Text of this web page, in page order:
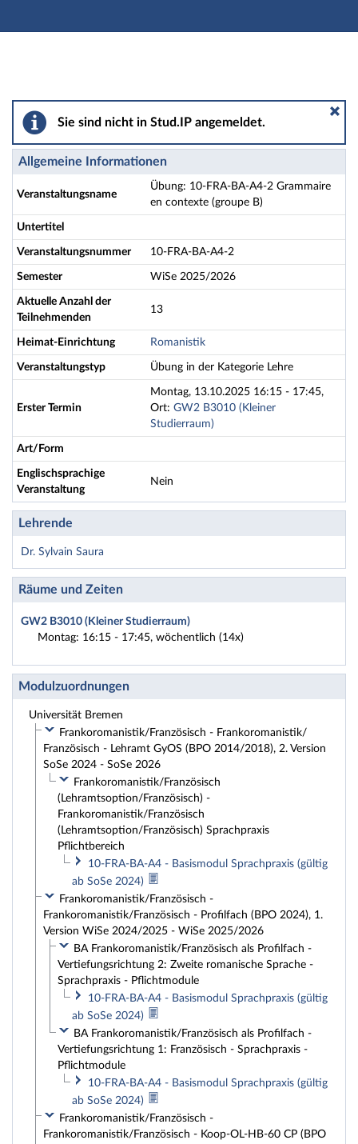
Hauptnavigation
Übung: 10-FRA-BA-A4-2 Grammaire en contexte
Sie sind nicht in Stud.IP angemeldet.
Allgemeine Informationen
Veranstaltungsname
Übung: 10-FRA-BA-A4-2 Grammaire
en contexte (groupe B)
Untertitel
Veranstaltungsnummer 10-FRA-BA-A4-2
Semester WiSe 2025/2026
Aktuelle Anzahl der
Teilnehmenden
13
Heimat-Einrichtung Romanistik
Veranstaltungstyp Übung in der Kategorie Lehre
Erster Termin
Montag, 13.10.2025 16:15 - 17:45,
Ort: GW2 B3010 (Kleiner
Studierraum)
Art/Form
Englischsprachige
Veranstaltung
Nein
Lehrende
Dr. Sylvain Saura
Räume und Zeiten
GW2 B3010 (Kleiner Studierraum)
Montag: 16:15 - 17:45, wöchentlich (14x)
Modulzuordnungen
Universität Bremen
Frankoromanistik/Französisch - Frankoromanistik/
Französisch - Lehramt GyOS (BPO 2014/2018), 2. Version
SoSe 2024 - SoSe 2026
Frankoromanistik/Französisch
(Lehramtsoption/Französisch) -
Frankoromanistik/Französisch
(Lehramtsoption/Französisch) Sprachpraxis
Pflichtbereich
10-FRA-BA-A4 - Basismodul Sprachpraxis (gültig
ab SoSe 2024)
Frankoromanistik/Französisch -
Frankoromanistik/Französisch - Profilfach (BPO 2024), 1.
Version WiSe 2024/2025 - WiSe 2025/2026
BA Frankoromanistik/Französisch als Profilfach -
Vertiefungsrichtung 2: Zweite romanische Sprache -
Sprachpraxis - Pflichtmodule
10-FRA-BA-A4 - Basismodul Sprachpraxis (gültig
ab SoSe 2024)
BA Frankoromanistik/Französisch als Profilfach -
Vertiefungsrichtung 1: Französisch - Sprachpraxis -
Pflichtmodule
10-FRA-BA-A4 - Basismodul Sprachpraxis (gültig
ab SoSe 2024)
Frankoromanistik/Französisch -
Frankoromanistik/Französisch - Koop-OL-HB-60 CP (BPO